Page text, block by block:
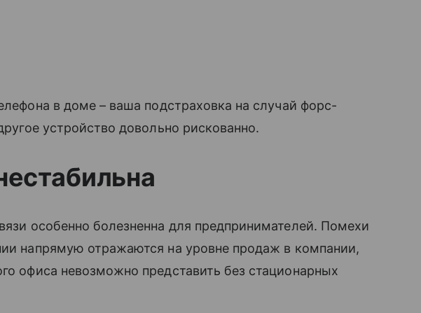
в доме – ваша подстраховка на случай форс-
устройство довольно рискованно.
особенно болезненна для предпринимателей. Помехи
напрямую отражаются на уровне продаж в компании,
офиса невозможно представить без стационарных